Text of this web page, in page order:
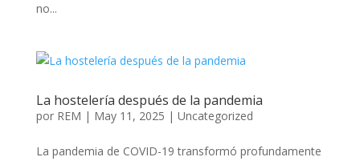
no...
La hostelería después de la pandemia
por REM | May 11, 2025 | Uncategorized
La pandemia de COVID-19 transformó profundamente